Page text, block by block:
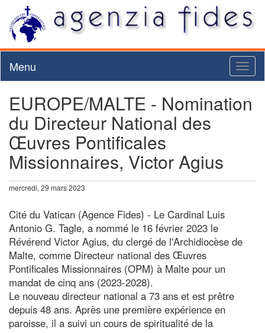
Menu
EUROPE/MALTE - Nomination
du Directeur National des
Œuvres Pontificales
Missionnaires, Victor Agius
mercredi, 29 mars 2023
Cité du Vatican (Agence Fides) - Le Cardinal Luis
Antonio G. Tagle, a nommé le 16 février 2023 le
Révérend Victor Agius, du clergé de l'Archidiocèse de
Malte, comme Directeur national des Œuvres
Pontificales Missionnaires (OPM) à Malte pour un
mandat de cinq ans (2023-2028).
Le nouveau directeur national a 73 ans et est prêtre
depuis 48 ans. Après une première expérience en
paroisse, il a suivi un cours de spiritualité de la